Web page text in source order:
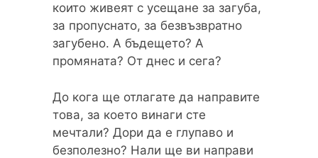
които живеят с усещане за загуба,
за пропуснато, за безвъзвратно
загубено. А бъдещето? А
промяната? От днес и сега?
До кога ще отлагате да направите
това, за което винаги сте
мечтали? Дори да е глупаво и
безполезно? Нали ще ви направи